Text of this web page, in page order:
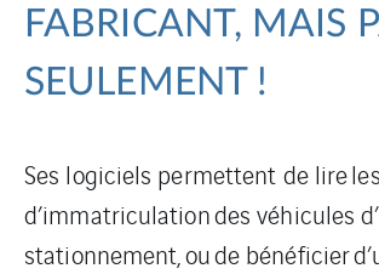
FABRICANT, MAIS
SEULEMENT !​
Ses logiciels permettent de lire
d’immatriculation des véhicules
stationnement,oude bénéficier